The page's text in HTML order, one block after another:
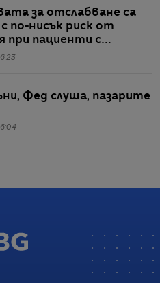
за отслабване са
с по-нисък риск от
при пациенти с
проучване
Фед слуша, пазарите